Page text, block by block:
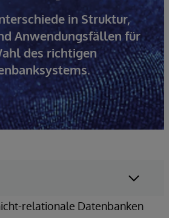
in Struktur,
Anwendungsfällen für
des richtigen
relationale Datenbanken